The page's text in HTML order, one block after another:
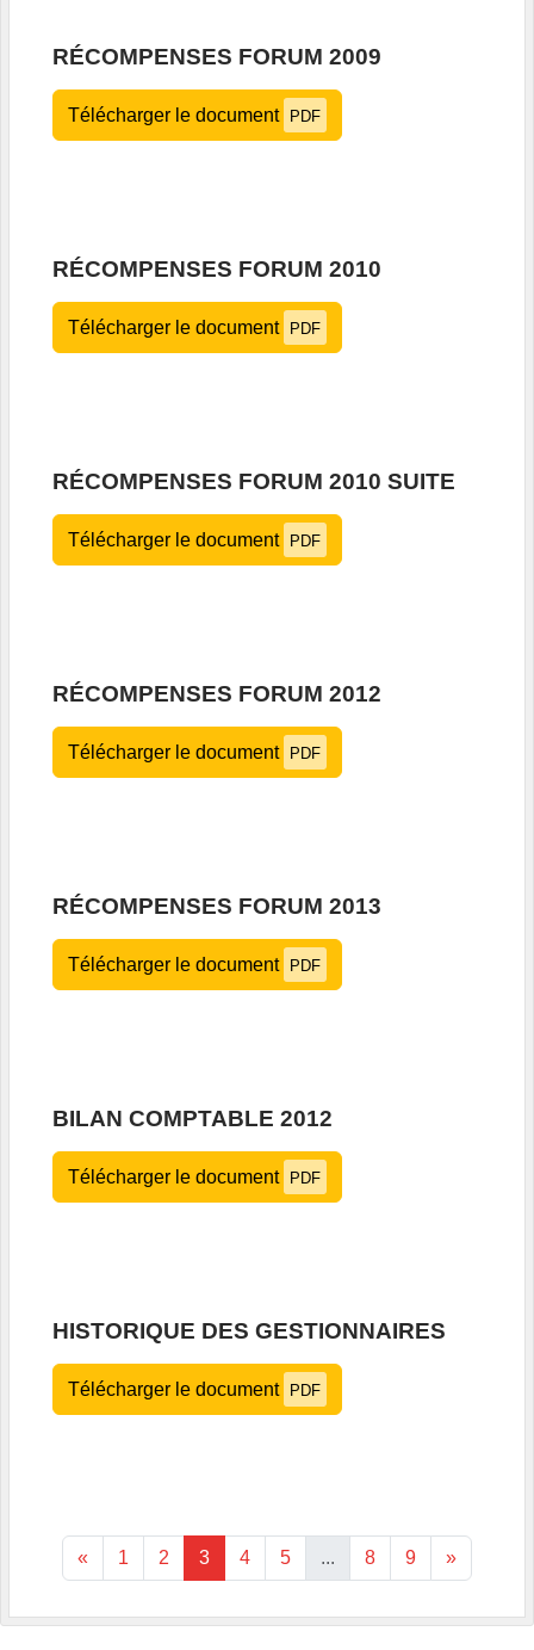
RÉCOMPENSES FORUM 2009
Télécharger le document PDF
RÉCOMPENSES FORUM 2010
Télécharger le document PDF
RÉCOMPENSES FORUM 2010 SUITE
Télécharger le document PDF
RÉCOMPENSES FORUM 2012
Télécharger le document PDF
RÉCOMPENSES FORUM 2013
Télécharger le document PDF
BILAN COMPTABLE 2012
Télécharger le document PDF
HISTORIQUE DES GESTIONNAIRES
Télécharger le document PDF
« 1 2 3 4 5 ... 8 9 »